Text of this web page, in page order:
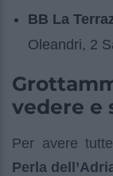
BB La
Oleandri, 2
vedere e
Per avere
Perla